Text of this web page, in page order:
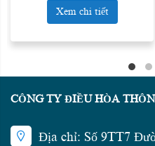
Xem chi tiết
CÔNG TY ĐIỀU HÒA
Địa chỉ: Số 9TT7